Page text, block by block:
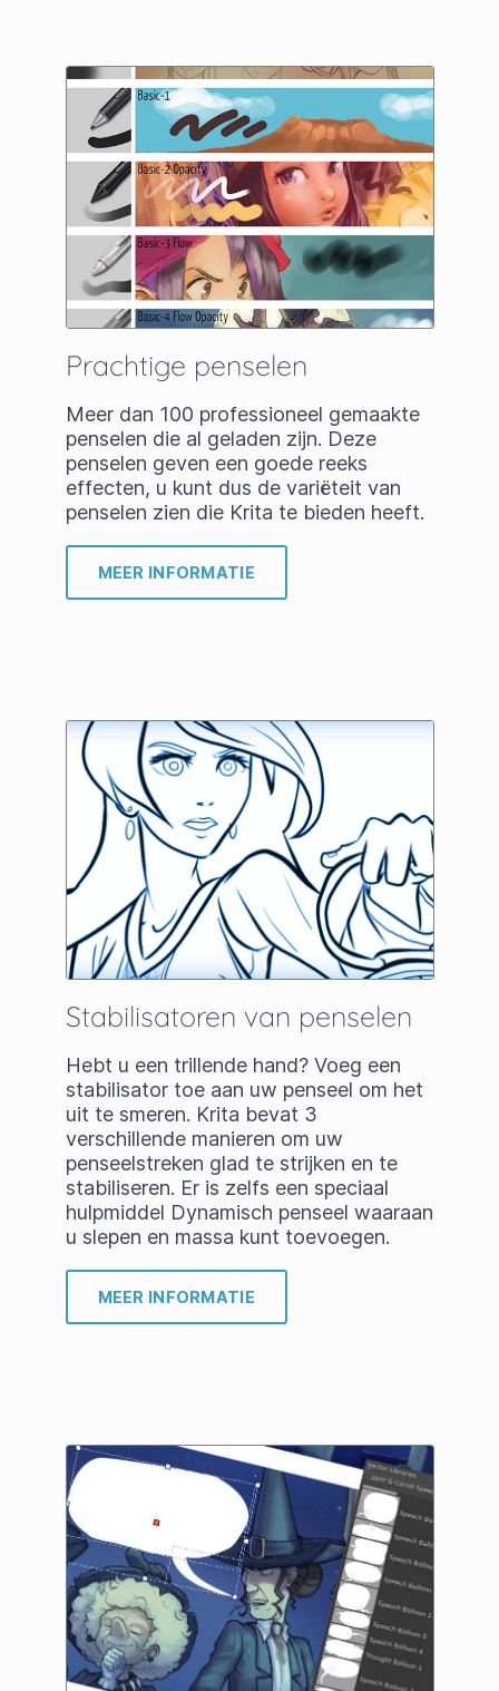
Prachtige penselen
Meer dan 100 professioneel gemaakte
penselen die al geladen zijn. Deze
penselen geven een goede reeks
effecten, u kunt dus de variëteit van
penselen zien die Krita te bieden heeft.
MEER INFORMATIE
Stabilisatoren van penselen
Hebt u een trillende hand? Voeg een
stabilisator toe aan uw penseel om het
uit te smeren. Krita bevat 3
verschillende manieren om uw
penseelstreken glad te strijken en te
stabiliseren. Er is zelfs een speciaal
hulpmiddel Dynamisch penseel waaraan
u slepen en massa kunt toevoegen.
MEER INFORMATIE